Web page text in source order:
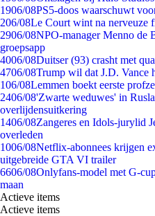
1906/08PS5-doos waarschuwt
206/08Le Court wint na nerveuze
2906/08NPO-manager Menno de
groepsapp
4006/08Duitser (93) crasht met
4706/08Trump wil dat J.D. Vance
106/08Lemmen boekt eerste
2406/08'Zwarte weduwes' in
overlijdensuitkering
1406/08Zangeres en Idols-jurylid
overleden
1006/08Netflix-abonnees krijgen
uitgebreide GTA VI trailer
6606/08Onlyfans-model met G-
maan
Actieve items
Actieve items